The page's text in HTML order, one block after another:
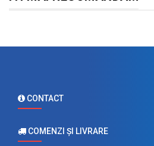
CONTACT
COMENZI ŞI LIVRARE